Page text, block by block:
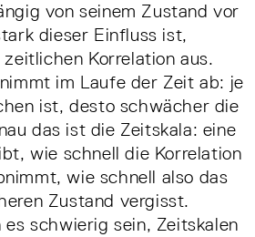
von seinem Zustand vor
dieser Einfluss ist,
Korrelation aus.
im Laufe der Zeit ab: je
ist, desto schwächer die
das ist die Zeitskala: eine
wie schnell die Korrelation
wie schnell also das
Zustand vergisst.
es schwierig sein, Zeitskalen